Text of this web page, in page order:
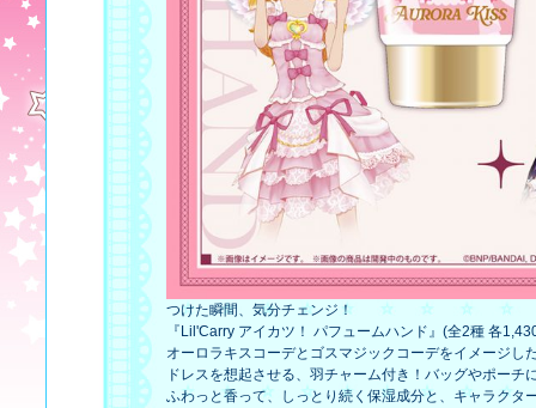
つけた瞬間、気分チェンジ！
『Lil'Carry アイカツ！ パフュームハンド』(全2種 各
オーロラキスコーデとゴスマジックコーデをイメージ
ドレスを想起させる、羽チャーム付き！バッグやポーチ
ふわっと香って、しっとり続く保湿成分と、キャラクタ